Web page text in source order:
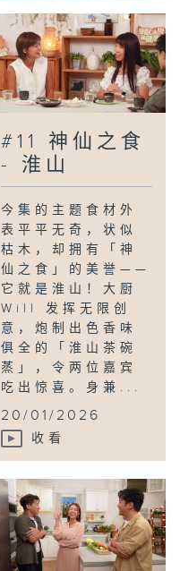
#11 神仙之食
- 淮山
今集的主题食材外
表平平无奇，状似
枯木，却拥有「神
仙之食」的美誉——
它就是淮山！大厨
Will 发挥无限创
意，炮制出色香味
俱全的「淮山茶碗
蒸」，令两位嘉宾
吃出惊喜。身兼...
20/01/2026
收看